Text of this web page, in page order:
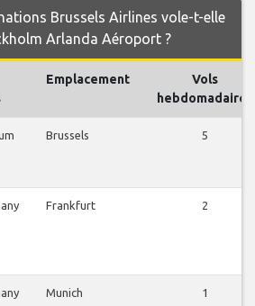
Brussels Airlines vole-t-elle
Arlanda Aéroport ?
Emplacement
Vols
hebdomadaires
Brussels 5
Frankfurt 2
Munich 1